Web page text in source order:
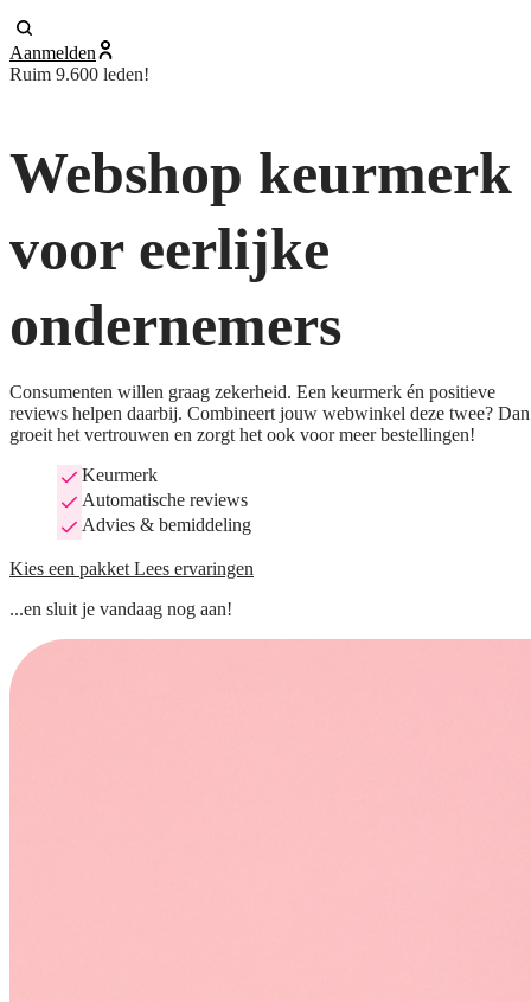
Aanmelden
Ruim 9.600 leden!
Webshop keurmerk
voor eerlijke
ondernemers
Consumenten willen graag zekerheid. Een keurmerk én positieve
reviews helpen daarbij. Combineert jouw webwinkel deze twee? Dan
groeit het vertrouwen en zorgt het ook voor meer bestellingen!
Keurmerk
Automatische reviews
Advies & bemiddeling
Kies een pakket Lees ervaringen
...en sluit je vandaag nog aan!